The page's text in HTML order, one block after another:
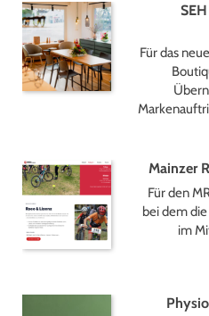
Für das
Mainzer
Für den
bei dem
im